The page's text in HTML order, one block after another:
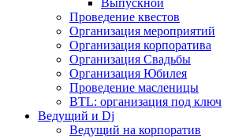
Выпускной
Проведение квестов
Организация мероприятий
Организация корпоратива
Организация Свадьбы
Организация Юбилея
Проведение масленицы
BTL: организация под ключ
Ведущий и Dj
Ведущий на корпоратив